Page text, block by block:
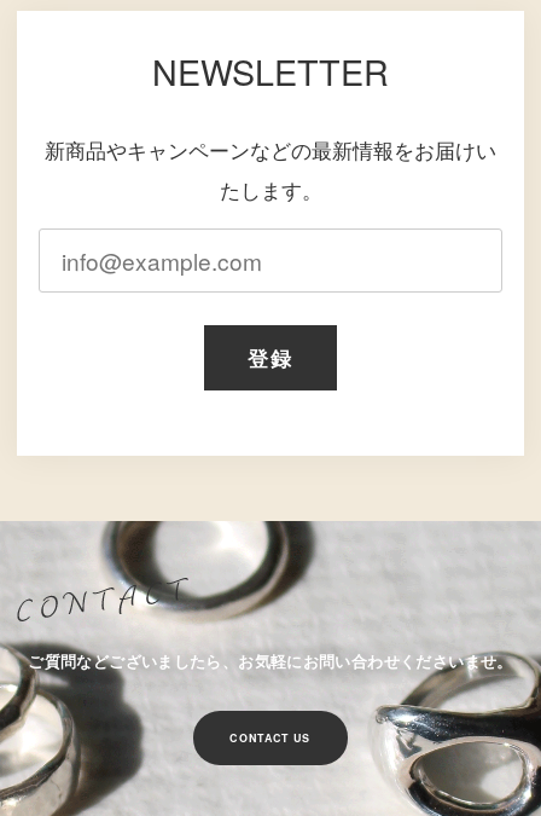
NEWSLETTER
新商品やキャンペーンなどの最新情報をお届けい
たします。
登録
ご質問などございましたら、お気軽にお問い合わせくださいませ。
CONTACT US